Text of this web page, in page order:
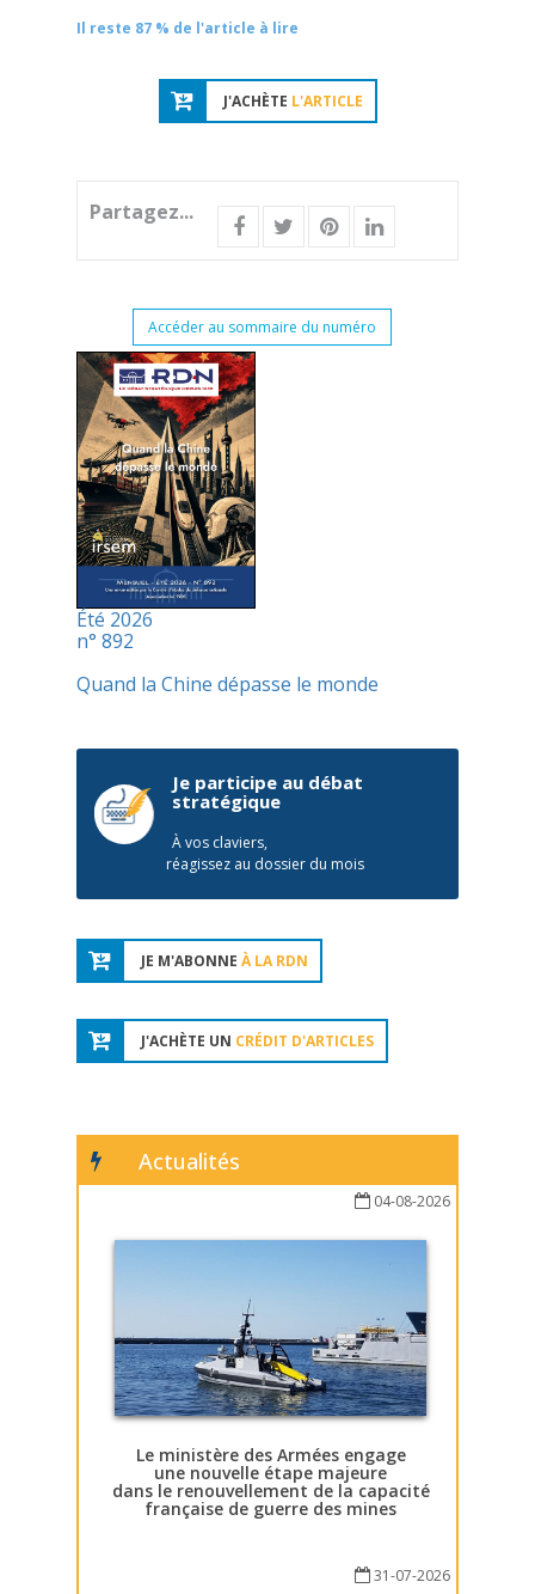
Il reste 87 % de l'article à lire
J'ACHÈTE L'ARTICLE
Partagez...
Accéder au sommaire du numéro
Été 2026
n° 892
Quand la Chine dépasse le monde
Je participe au débat
stratégique
À vos claviers,
réagissez au dossier du mois
JE M'ABONNE À LA RDN
J'ACHÈTE UN CRÉDIT D'ARTICLES
Actualités
04-08-2026
Le ministère des Armées engage
une nouvelle étape majeure
dans le renouvellement de la capacité
française de guerre des mines
31-07-2026